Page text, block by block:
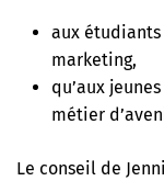
aux étudiants
marketing,
qu’aux
métier
Le conseil de